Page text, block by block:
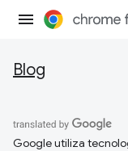
Blog
Google utiliza